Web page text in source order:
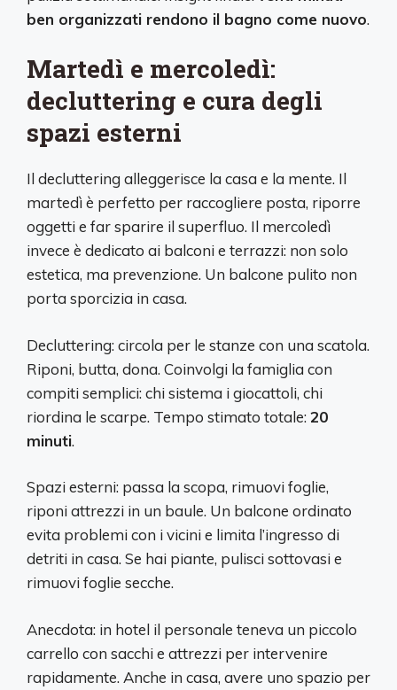
ben organizzati rendono il bagno come nuovo.
Martedì e mercoledì:
decluttering e cura degli
spazi esterni
Il decluttering alleggerisce la casa e la mente. Il
martedì è perfetto per raccogliere posta, riporre
oggetti e far sparire il superfluo. Il mercoledì
invece è dedicato ai balconi e terrazzi: non solo
estetica, ma prevenzione. Un balcone pulito non
porta sporcizia in casa.
Decluttering: circola per le stanze con una scatola.
Riponi, butta, dona. Coinvolgi la famiglia con
compiti semplici: chi sistema i giocattoli, chi
riordina le scarpe. Tempo stimato totale:20
minuti.
Spazi esterni: passa la scopa, rimuovi foglie,
riponi attrezzi in un baule. Un balcone ordinato
evita problemi con i vicini e limita l’ingresso di
detriti in casa. Se hai piante, pulisci sottovasi e
rimuovi foglie secche.
Anecdota: in hotel il personale teneva un piccolo
carrello con sacchi e attrezzi per intervenire
rapidamente. Anche in casa, avere uno spazio per